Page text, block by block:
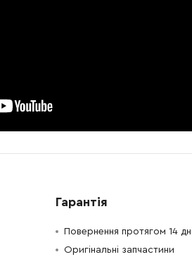
Гарантія
Повернення протягом 14
Оригінальні запчастини